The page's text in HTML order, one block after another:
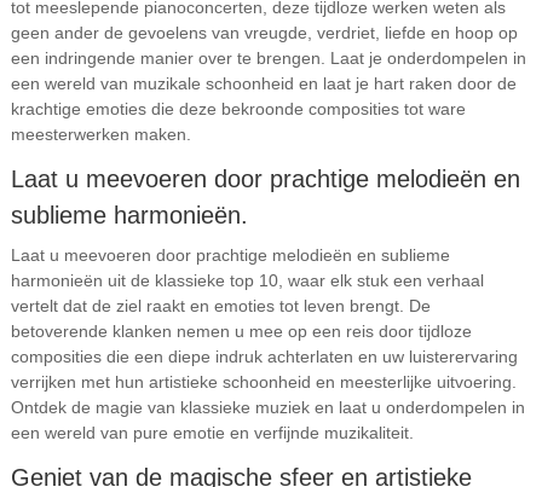
tot meeslepende pianoconcerten, deze tijdloze werken weten als
geen ander de gevoelens van vreugde, verdriet, liefde en hoop op
een indringende manier over te brengen. Laat je onderdompelen in
een wereld van muzikale schoonheid en laat je hart raken door de
krachtige emoties die deze bekroonde composities tot ware
meesterwerken maken.
Laat u meevoeren door prachtige melodieën en
sublieme harmonieën.
Laat u meevoeren door prachtige melodieën en sublieme
harmonieën uit de klassieke top 10, waar elk stuk een verhaal
vertelt dat de ziel raakt en emoties tot leven brengt. De
betoverende klanken nemen u mee op een reis door tijdloze
composities die een diepe indruk achterlaten en uw luisterervaring
verrijken met hun artistieke schoonheid en meesterlijke uitvoering.
Ontdek de magie van klassieke muziek en laat u onderdompelen in
een wereld van pure emotie en verfijnde muzikaliteit.
Geniet van de magische sfeer en artistieke